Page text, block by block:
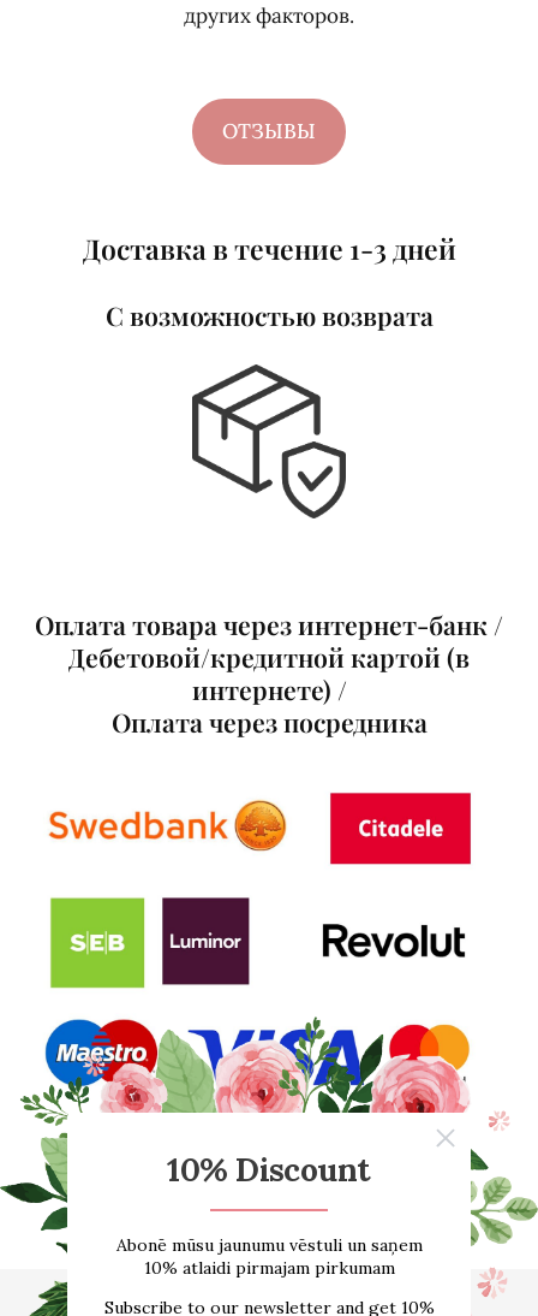
других факторов.
ОТЗЫВЫ
Доставка в течение 1-3 дней
С возможностью возврата
Оплата товара через интернет-банк /
Дебетовой/кредитной картой (в
интернете) /
Оплата через посредника